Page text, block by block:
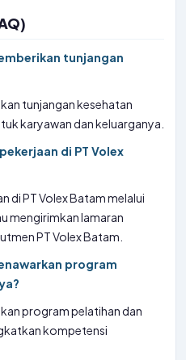
tunjangan
tunjangan kesehatan
karyawan dan keluarganya.
di PT Volex
di PT Volex Batam melalui
mengirimkan lamaran
PT Volex Batam.
program
program pelatihan dan
kompetensi